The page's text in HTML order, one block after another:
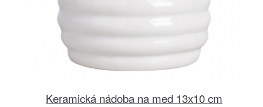
Keramická nádoba na med 13x10 cm